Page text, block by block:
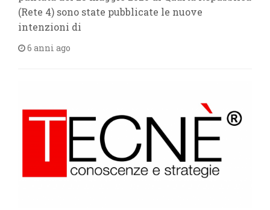
(Rete 4) sono state pubblicate le nuove
intenzioni di
6 anni ago